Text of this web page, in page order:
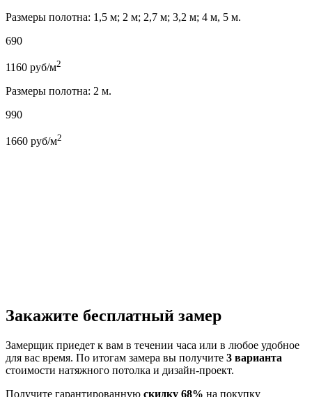
Размеры полотна: 1,5 м; 2 м; 2,7 м; 3,2 м; 4 м, 5 м.
690
1160 руб/м2
Размеры полотна: 2 м.
990
1660 руб/м2
Закажите бесплатный замер
Замерщик приедет к вам в течении часа или в любое удобное
для вас время. По итогам замера вы получите 3 варианта
стоимости натяжного потолка и дизайн-проект.
Получите гарантированную скидку 68% на покупку